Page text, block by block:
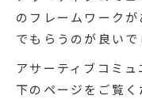
のフレームワーク
でもらうのが良いで
アサーティブコミ
下のページをご覧く